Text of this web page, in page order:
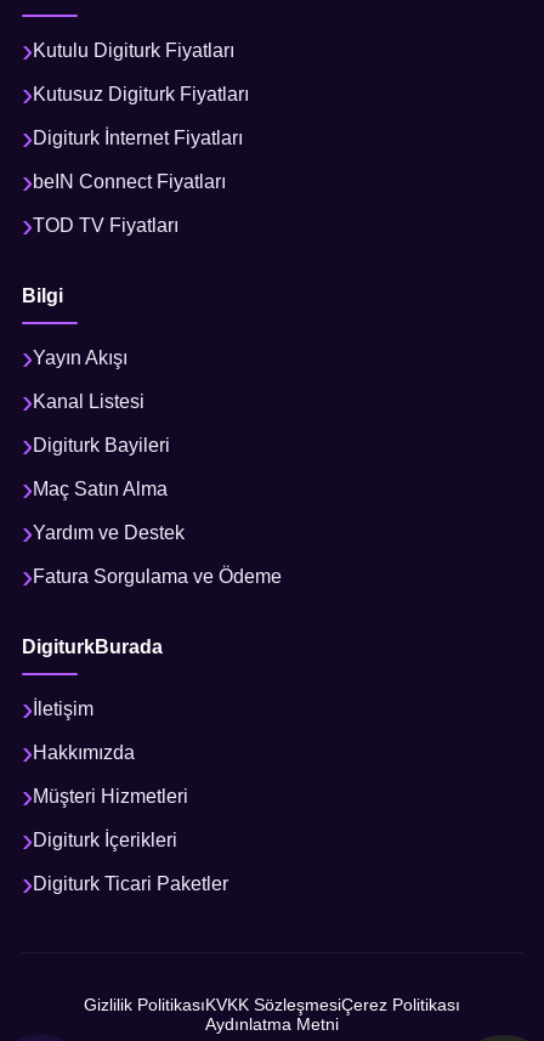
Kutulu Digiturk Fiyatları
Kutusuz Digiturk Fiyatları
Digiturk İnternet Fiyatları
beIN Connect Fiyatları
TOD TV Fiyatları
Bilgi
Yayın Akışı
Kanal Listesi
Digiturk Bayileri
Maç Satın Alma
Yardım ve Destek
Fatura Sorgulama ve Ödeme
DigiturkBurada
İletişim
Hakkımızda
Müşteri Hizmetleri
Digiturk İçerikleri
Digiturk Ticari Paketler
Gizlilik PolitikasıKVKK SözleşmesiÇerez Politikası
Aydınlatma Metni